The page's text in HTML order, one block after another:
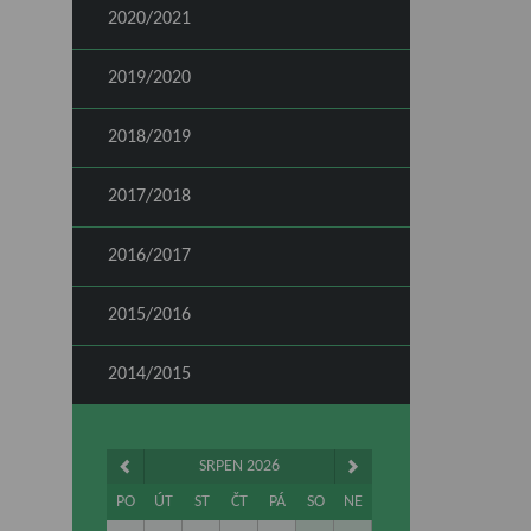
2020/2021
2019/2020
2018/2019
2017/2018
2016/2017
2015/2016
2014/2015
SRPEN 2026
PO
ÚT ST ČT PÁ SO NE